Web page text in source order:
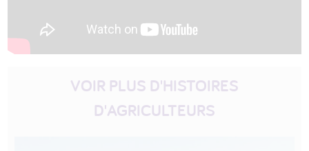
VOIR PLUS D'HISTOIRES
D'AGRICULTEURS